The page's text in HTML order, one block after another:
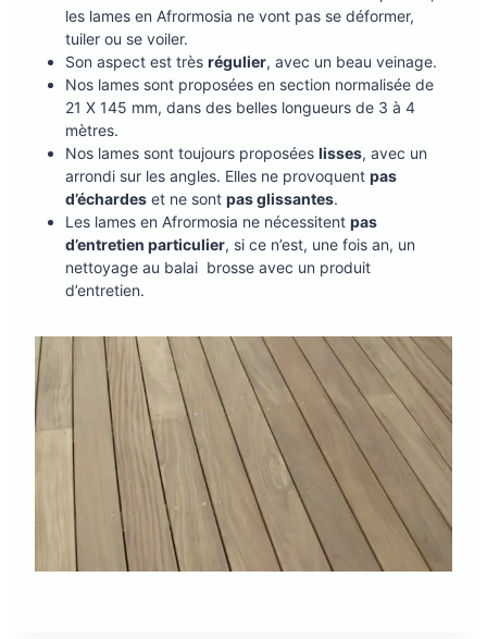
les lames en Afrormosia ne vont pas se déformer,
tuiler ou se voiler.
Son aspect est très régulier, avec un beau veinage.
Nos lames sont proposées en section normalisée de
21 X 145 mm, dans des belles longueurs de 3 à 4
mètres.
Nos lames sont toujours proposées lisses, avec un
arrondi sur les angles. Elles ne provoquent pas
d’échardes et ne sont pas glissantes.
Les lames en Afrormosia ne nécessitent pas
d’entretien particulier, si ce n’est, une fois an, un
nettoyage au balai brosse avec un produit
d’entretien.